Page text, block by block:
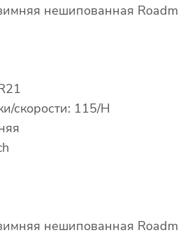
нешипованная
скорости: 115/H
нешипованная